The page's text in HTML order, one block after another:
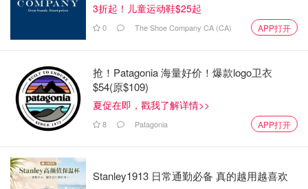
3折起！儿童运动鞋$25起
0 The Shoe Company CA (CA) APP打开
抢！Patagonia 海量好价！爆款logo卫衣
$54(原$109)
夏促在即，戳我了解详情>>
8 Patagonia APP打开
Stanley1913 日常通勤必备 真的越用越喜欢